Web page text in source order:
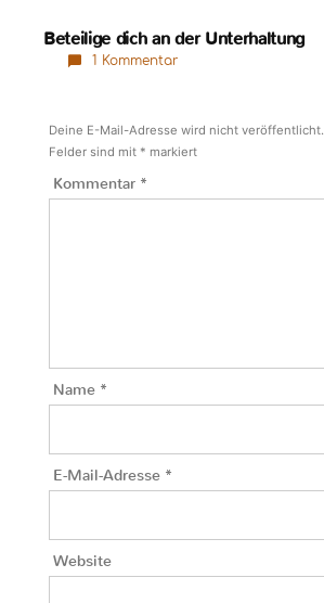
Beteilige dich an der Unterhaltung
1 Kommentar
Deine E-Mail-Adresse wird nicht veröffentlicht.
Felder sind mit * markiert
Kommentar *
Name *
E-Mail-Adresse *
Website